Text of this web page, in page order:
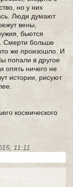
но у них
Люди думают
вены,
бьются
Смерти больше
же произошло. И
попали в другое
опять ничего не
истории, рисуют
космического
11:11